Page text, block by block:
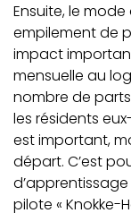
Ensuite, le
empilement de
impact
mensuelle au
nombre de
les résidents
est important,
départ. C’est
pilote « Knokke-